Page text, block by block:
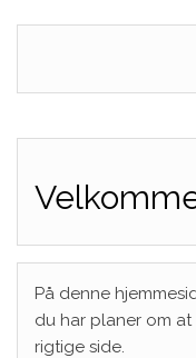
På denne
du har planer om
rigtige side.